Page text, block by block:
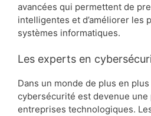
avancées qui permettent de
intelligentes et d’améliorer les
systèmes informatiques.
Les experts en
Dans un monde de plus en
cybersécurité est devenue
entreprises technologiques.